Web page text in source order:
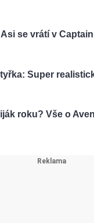
se vrátí v
Super
roku? Vše o